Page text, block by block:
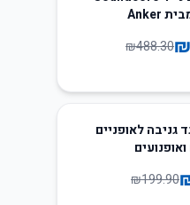
₪
₪488.30
גניבה לאופניים
₪199.90